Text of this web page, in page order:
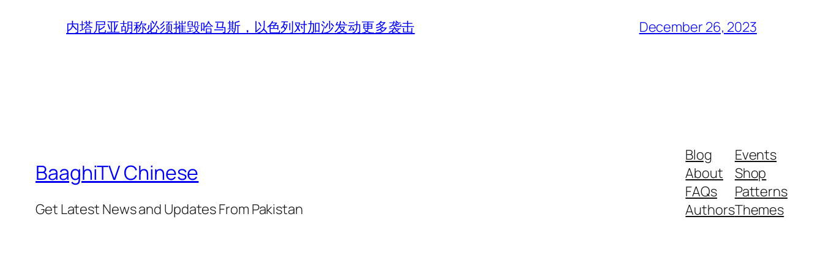
内塔尼亚胡称必须摧毁哈马斯，以色列对加沙发动更多袭击 December 26, 2023
BaaghiTV Chinese
Get Latest News and Updates From Pakistan
Blog
About
FAQs
Authors
Events
Shop
Patterns
Themes